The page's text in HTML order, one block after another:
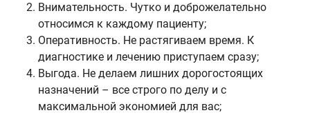
Внимательность. Чутко и доброжелательно
относимся к каждому пациенту;
Оперативность. Не растягиваем время. К
диагностике и лечению приступаем сразу;
Выгода. Не делаем лишних дорогостоящих
назначений – все строго по делу и с
максимальной экономией для вас;